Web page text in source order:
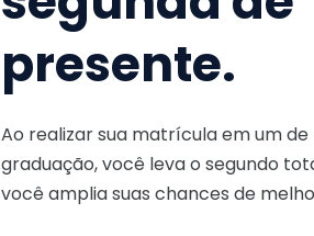
presente.
Ao realizar sua matrícula em um
graduação, você leva o segundo
você amplia suas chances de